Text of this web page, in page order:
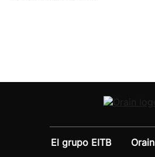
El grupo EITB
Orain